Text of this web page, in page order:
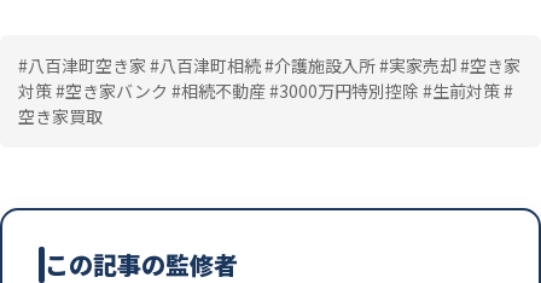
#八百津町空き家 #八百津町相続 #介護施設入所 #実家売却 #空き家
対策 #空き家バンク #相続不動産 #3000万円特別控除 #生前対策 #
空き家買取
この記事の監修者